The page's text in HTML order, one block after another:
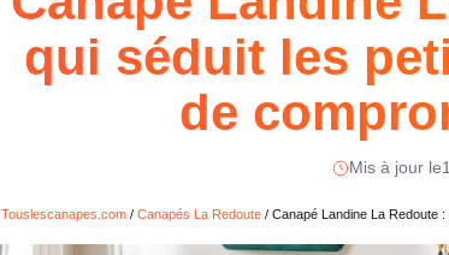
qui séduit les
de
Mis à jour le
Touslescanapes.com / Canapés La Redoute / Canapé Landine La Redoute